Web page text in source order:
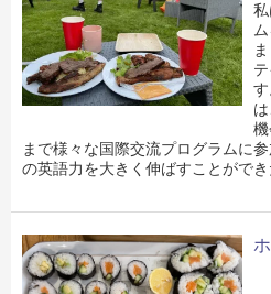
まで様々な国際交流プログラムに
の英語力を大きく伸ばすことがで